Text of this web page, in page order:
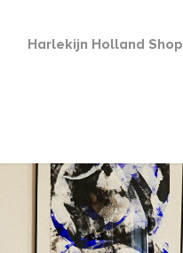
Harlekijn Holland Shop